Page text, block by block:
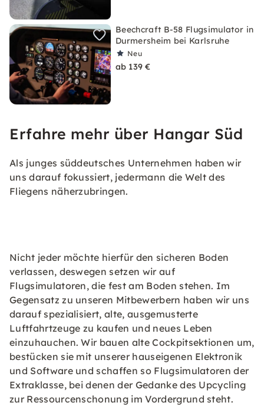
Beechcraft B-58 Flugsimulator in
Durmersheim bei Karlsruhe
Neu
ab 139 €
Erfahre mehr über Hangar Süd
Als junges süddeutsches Unternehmen haben wir
uns darauf fokussiert, jedermann die Welt des
Fliegens näherzubringen.
Nicht jeder möchte hierfür den sicheren Boden
verlassen, deswegen setzen wir auf
Flugsimulatoren, die fest am Boden stehen. Im
Gegensatz zu unseren Mitbewerbern haben wir uns
darauf spezialisiert, alte, ausgemusterte
Luftfahrtzeuge zu kaufen und neues Leben
einzuhauchen. Wir bauen alte Cockpitsektionen um,
bestücken sie mit unserer hauseigenen Elektronik
und Software und schaffen so Flugsimulatoren der
Extraklasse, bei denen der Gedanke des Upcycling
zur Ressourcenschonung im Vordergrund steht.